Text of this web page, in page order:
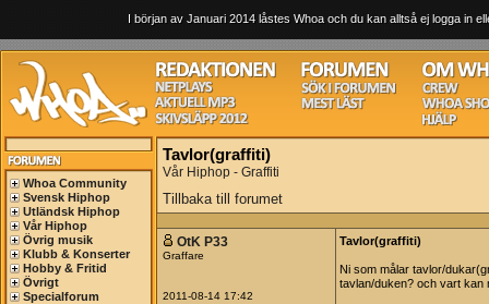
I början av Januari 2014 låstes Whoa och du kan alltså ej logga in
Whoa Community
Svensk Hiphop
Utländsk Hiphop
Vår Hiphop
Övrig musik
Klubb & Konserter
Hobby & Fritid
Övrigt
Specialforum
Tavlor(graffiti)
Vår Hiphop - Graffiti
Tillbaka till forumet
OtK P33
Graffare
2011-08-14 17:42
Tavlor(graffiti)
Ni som målar tavlor/
tavlan/duken? och vart kan